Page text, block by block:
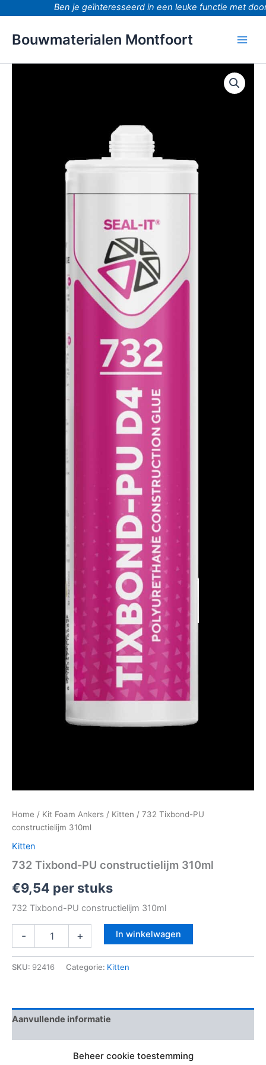
Beheer cookie toestemming
Ben je geïnteresseerd in een leuke functie met
Bouwmaterialen Montfoort
Home / Kit Foam Ankers / Kitten / 732 Tixbond-PU
constructielijm 310ml
Kitten
732 Tixbond-PU constructielijm 310ml
€9,54 per stuks
732 Tixbond-PU constructielijm 310ml
- + In winkelwagen
SKU: 92416 Categorie: Kitten
Aanvullende informatie
Beoordelingen (0)